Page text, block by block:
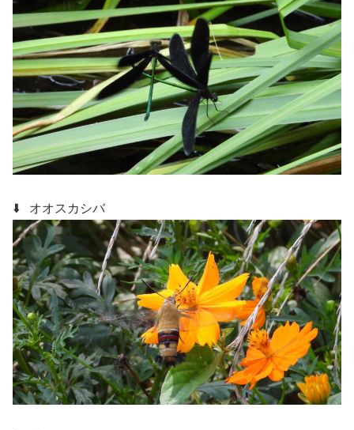
⬇️ オオスカシバ